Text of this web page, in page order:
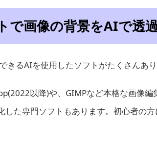
で画像の背景をAIで透
きるAIを使用したソフトがたくさんあり
以降)や、GIMPなど本格な画像
た専門ソフトもあります。初心者の方